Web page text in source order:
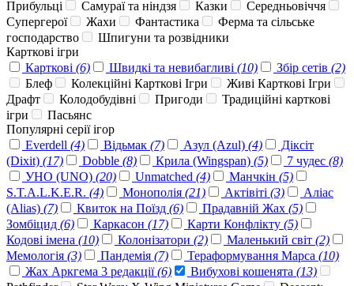
Прибульці
Самураї та ніндзя Казки
Середньовіччя
Супергерої
Жахи Фантастика
Ферма та сільське
господарство
Шпигуни та розвідники
Карткові ігри
Карткові (6) Швидкі та невибагливі (10) Збір сетів (2)
Блеф
Колекційні Карткові Ігри
Живі Карткові Ігри
Драфт
Колодобудівні Пригоди
Традиційні карткові
ігри
Пасьянс
Популярні серії ігор
Everdell (4) Відьмак (7) Азул (Azul) (4)
Діксіт
(Dixit) (17) Dobble (8) Крила (Wingspan) (5) 7 чудес (8)
УНО (UNO) (20) Unmatched (4) Манчкін (5)
S.T.A.L.K.E.R. (4) Монополія (21) Актівіті (3)
Аліас
(Alias) (7) Квиток на Поїзд (6) Прадавній Жах (5)
Зомбіцид (6) Каркасон (17) Карти Конфлікту (5)
Кодові імена (10) Колонізатори (2) Маленький світ (2)
Мемологія (3) Пандемія (7) Тераформування Марса (10)
Жах Аркгема 3 редакції(6) Вибухові кошенята (13)